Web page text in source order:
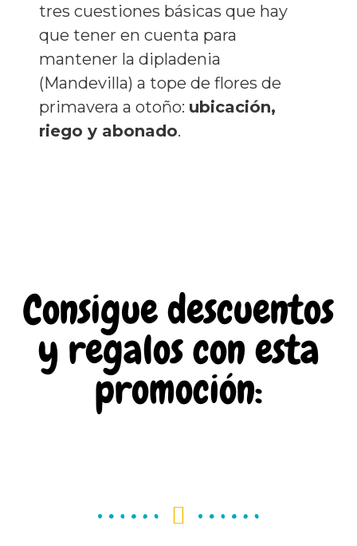
tres cuestiones básicas que hay
que tener en cuenta para
mantener la dipladenia
(Mandevilla) a tope de flores de
primavera a otoño: ubicación,
riego y abonado.
Consigue descuentos
y regalos con esta
promoción: